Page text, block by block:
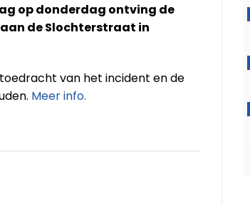
op donderdag ontving de
de Slochterstraat in
van het incident en de
Meer info.